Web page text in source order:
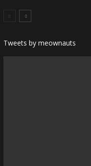
Tweets by meownauts